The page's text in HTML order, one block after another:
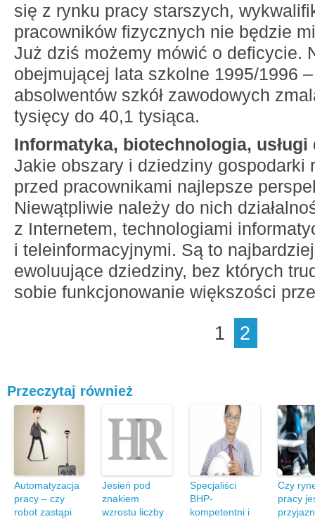
się z rynku pracy starszych,
pracowników fizycznych nie będzie
Już dziś możemy mówić o deficycie.
obejmującej lata szkolne 1995/1996
absolwentów szkół zawodowych
tysięcy do 40,1 tysiąca.
Informatyka, biotechnologia,
Jakie obszary i dziedziny gospodarki
przed pracownikami najlepsze
Niewątpliwie należy do nich
z Internetem, technologiami
i teleinformacyjnymi. Są to
ewoluujące dziedziny, bez których
sobie funkcjonowanie większości
1 2
Przeczytaj również
Automatyzacja
pracy – czy
robot zastąpi
Jesień pod
znakiem
wzrostu liczby
Specjaliści
BHP-
kompetentni i
Czy
pracy